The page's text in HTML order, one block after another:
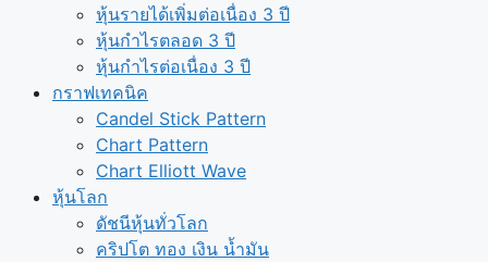
หุ้นรายได้เพิ่มต่อเนื่อง 3 ปี
หุ้นกำไรตลอด 3 ปี
หุ้นกำไรต่อเนื่อง 3 ปี
กราฟเทคนิค
Candel Stick Pattern
Chart Pattern
Chart Elliott Wave
หุ้นโลก
ดัชนีหุ้นทั่วโลก
คริปโต ทอง เงิน น้ำมัน